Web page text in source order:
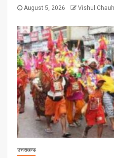
August 5, 2026 Vishul
उत्तराखण्ड